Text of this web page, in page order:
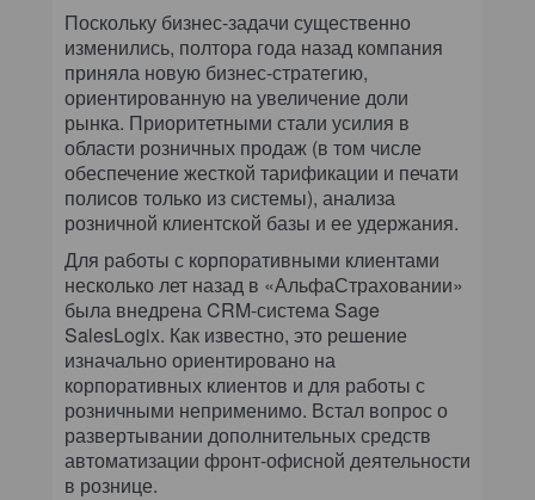
Поскольку бизнес-задачи существенно
изменились, полтора года назад компания
приняла новую бизнес-стратегию,
ориентированную на увеличение доли
рынка. Приоритетными стали усилия в
области розничных продаж (в том числе
обеспечение жесткой тарификации и печати
полисов только из системы), анализа
розничной клиентской базы и ее удержания.
Для работы с корпоративными клиентами
несколько лет назад в «АльфаСтраховании»
была внедрена CRM-система Sage
SalesLogix. Как известно, это решение
изначально ориентировано на
корпоративных клиентов и для работы с
розничными неприменимо. Встал вопрос о
развертывании дополнительных средств
автоматизации фронт-офисной деятельности
в рознице.